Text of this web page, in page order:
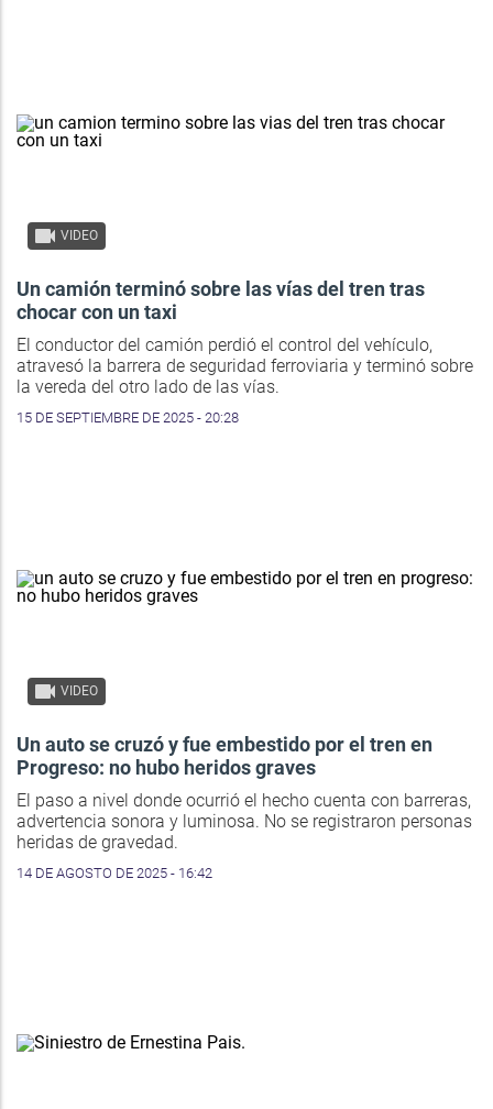
VIDEO
Un camión terminó sobre las vías del tren tras
chocar con un taxi
El conductor del camión perdió el control del vehículo,
atravesó la barrera de seguridad ferroviaria y terminó sobre
la vereda del otro lado de las vías.
15 DE SEPTIEMBRE DE 2025 - 20:28
VIDEO
Un auto se cruzó y fue embestido por el tren en
Progreso: no hubo heridos graves
El paso a nivel donde ocurrió el hecho cuenta con barreras,
advertencia sonora y luminosa. No se registraron personas
heridas de gravedad.
14 DE AGOSTO DE 2025 - 16:42